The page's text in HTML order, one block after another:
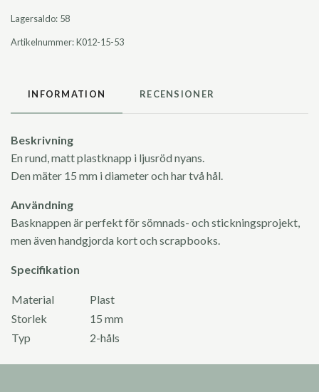
Lagersaldo: 58
Artikelnummer:K012-15-53
INFORMATION RECENSIONER
Beskrivning
En rund, matt plastknapp i ljusröd nyans.
Den mäter 15 mm i diameter och har två hål.
Användning
Basknappen är perfekt för sömnads- och stickningsprojekt,
men även handgjorda kort och scrapbooks.
Specifikation
Material
Plast
Storlek
15 mm
Typ
2-håls